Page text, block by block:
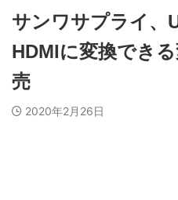
サンワサプライ、
HDMIに変換でき
売
2020年2月26日